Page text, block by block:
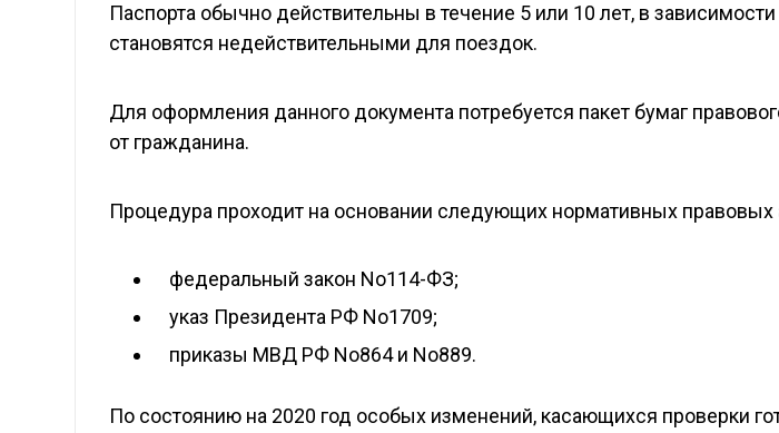
Паспорта обычно действительны в течение 5 или 10 лет, в
становятся недействительными для поездок.
Для оформления данного документа потребуется пакет бумаг
от гражданина.
Процедура проходит на основании следующих нормативных правовых
федеральный закон No114-ФЗ;
указ Президента РФ No1709;
приказы МВД РФ No864 и No889.
По состоянию на 2020 год особых изменений, касающихся проверки